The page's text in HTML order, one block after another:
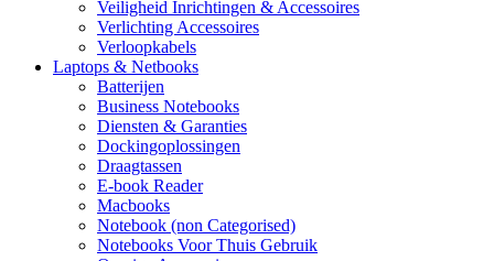
Veiligheid Inrichtingen & Accessoires
Verlichting Accessoires
Verloopkabels
Laptops & Netbooks
Batterijen
Business Notebooks
Diensten & Garanties
Dockingoplossingen
Draagtassen
E-book Reader
Macbooks
Notebook (non Categorised)
Notebooks Voor Thuis Gebruik